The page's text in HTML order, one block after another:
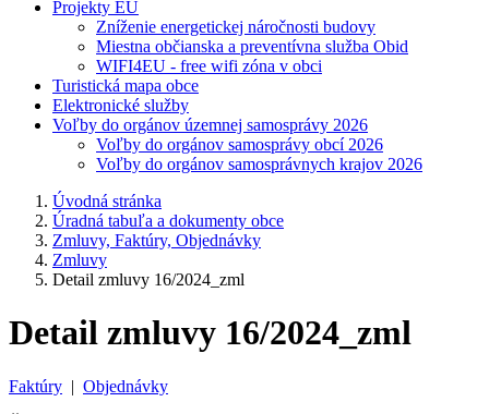
Projekty EÚ
Zníženie energetickej náročnosti budovy
Miestna občianska a preventívna služba Obid
WIFI4EU - free wifi zóna v obci
Turistická mapa obce
Elektronické služby
Voľby do orgánov územnej samosprávy 2026
Voľby do orgánov samosprávy obcí 2026
Voľby do orgánov samosprávnych krajov 2026
Úvodná stránka
Úradná tabuľa a dokumenty obce
Zmluvy, Faktúry, Objednávky
Zmluvy
Detail zmluvy 16/2024_zml
Detail zmluvy 16/2024_zml
Faktúry | Objednávky